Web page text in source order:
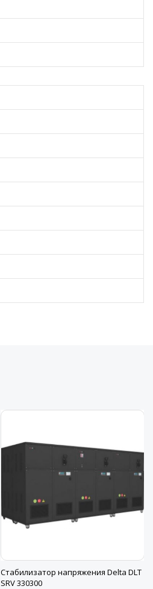
Стабилизатор напряжения Delta DLT
SRV 330300